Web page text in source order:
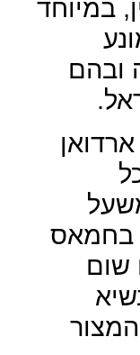
במיוחד
ובהם
בחמאס
שום